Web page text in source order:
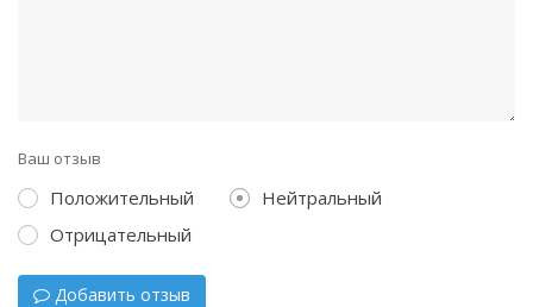
Ваш отзыв
Положительный
Нейтральный
Отрицательный
Добавить отзыв